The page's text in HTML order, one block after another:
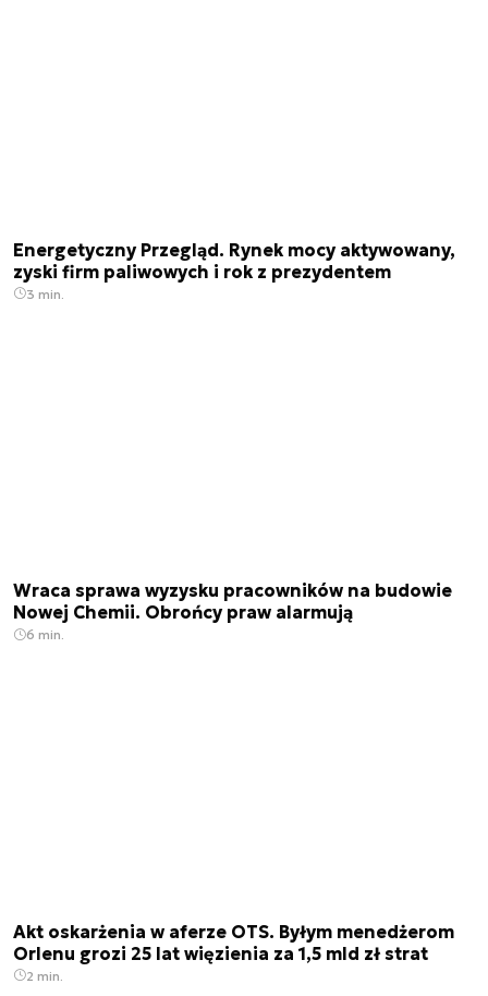
Energetyczny Przegląd. Rynek mocy aktywowany,
zyski firm paliwowych i rok z prezydentem
3 min.
Wraca sprawa wyzysku pracowników na budowie
Nowej Chemii. Obrońcy praw alarmują
6 min.
Akt oskarżenia w aferze OTS. Byłym menedżerom
Orlenu grozi 25 lat więzienia za 1,5 mld zł strat
2 min.